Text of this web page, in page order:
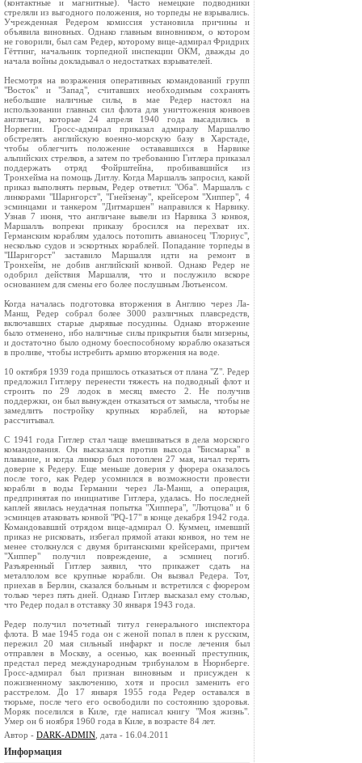
(контактные и магнитные). Часто немецкие подводники
стреляли из выгодного положения, но торпеды не взрывались.
Учрежденная Редером комиссия установила причины и
объявила виновных. Однако главным виновником, о котором
не говорили, был сам Редер, которому вице-адмирал Фридрих
Гёттинг, начальник торпедной инспекции ОКМ, дважды до
начала войны докладывал о недостатках взрывателей.
Несмотря на возражения оперативных командований групп
"Восток" и "Запад", считавших необходимым сохранять
небольшие наличные силы, в мае Редер настоял на
использовании главных сил флота для уничтожения конвоев
англичан, которые 24 апреля 1940 года высадились в
Норвегии. Гросс-адмирал приказал адмиралу Маршаллю
обстрелять английскую военно-морскую базу в Харстаде,
чтобы облегчить положение остававшихся в Нарвике
альпийских стрелков, а затем по требованию Гитлера приказал
поддержать отряд Фойрштейна, пробивавшийся из
Тронхейма на помощь Дитлу. Когда Маршалль запросил, какой
приказ выполнять первым, Редер ответил: "Оба". Маршалль с
линкорами "Шарнгорст", "Гнейзенау", крейсером "Хиппер", 4
эсминцами и танкером "Дитмаршен" направился к Нарвику.
Узнав 7 июня, что англичане вывели из Нарвика 3 конвоя,
Маршалль вопреки приказу бросился на перехват их.
Германским кораблям удалось потопить авианосец "Глориус",
несколько судов и эскортных кораблей. Попадание торпеды в
"Шарнгорст" заставило Маршалля идти на ремонт в
Тронхейм, не добив английский конвой. Однако Редер не
одобрил действия Маршалля, что и послужило вскоре
основанием для смены его более послушным Лютьенсом.
Когда началась подготовка вторжения в Англию через Ла-
Манш, Редер собрал более 3000 различных плавсредств,
включавших старые дырявые посудины. Однако вторжение
было отменено, ибо наличные силы прикрытия были мизерны,
и достаточно было одному боеспособному кораблю оказаться
в проливе, чтобы истребить армию вторжения на воде.
10 октября 1939 года пришлось отказаться от плана "Z". Редер
предложил Гитлеру перенести тяжесть на подводный флот и
строить по 29 лодок в месяц вместо 2. Не получив
поддержки, он был вынужден отказаться от замысла, чтобы не
замедлить постройку крупных кораблей, на которые
рассчитывал.
С 1941 года Гитлер стал чаще вмешиваться в дела морского
командования. Он высказался против выхода "Бисмарка" в
плавание, и когда линкор был потоплен 27 мая, начал терять
доверие к Редеру. Еще меньше доверия у фюрера оказалось
после того, как Редер усомнился в возможности провести
корабли в воды Германии через Ла-Манш, а операция,
предпринятая по инициативе Гитлера, удалась. Но последней
каплей явилась неудачная попытка "Хиппера", "Лютцова" и 6
эсминцев атаковать конвой "PQ-17" в конце декабря 1942 года.
Командовавший отрядом вице-адмирал О. Куммец, имевший
приказ не рисковать, избегал прямой атаки конвоя, но тем не
менее столкнулся с двумя британскими крейсерами, причем
"Хиппер" получил повреждение, а эсминец погиб.
Разъяренный Гитлер заявил, что прикажет сдать на
металлолом все крупные корабли. Он вызвал Редера. Тот,
приехав в Берлин, сказался больным и встретился с фюрером
только через пять дней. Однако Гитлер высказал ему столько,
что Редер подал в отставку 30 января 1943 года.
Редер получил почетный титул генерального инспектора
флота. В мае 1945 года он с женой попал в плен к русским,
пережил 20 мая сильный инфаркт и после лечения был
отправлен в Москву, а осенью, как военный преступник,
предстал перед международным трибуналом в Нюрнберге.
Гросс-адмирал был признан виновным и присужден к
пожизненному заключению, хотя и просил заменить его
расстрелом. До 17 января 1955 года Редер оставался в
тюрьме, после чего его освободили по состоянию здоровья.
Моряк поселился в Киле, где написал книгу "Моя жизнь".
Умер он 6 ноября 1960 года в Киле, в возрасте 84 лет.
Автор - DARK-ADMIN , дата - 16.04.2011
Информация